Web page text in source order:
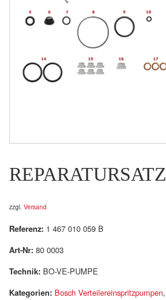
REPARATURSATZ
zzgl. Versand
Referenz: 1 467 010 059 B
Art-Nr: 80 0003
Technik: BO-VE-PUMPE
Kategorien: Bosch Verteilereinspritzpumpen,